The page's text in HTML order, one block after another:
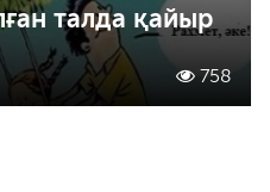
талда қайыр
758